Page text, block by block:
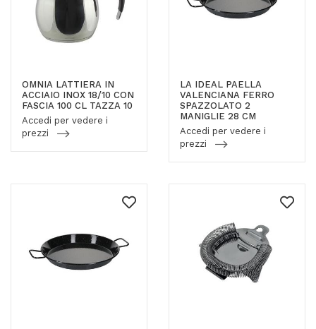
OMNIA LATTIERA IN
ACCIAIO INOX 18/10 CON
FASCIA 100 CL TAZZA 10
Accedi per vedere i
prezzi
LA IDEAL PAELLA
VALENCIANA FERRO
SPAZZOLATO 2
MANIGLIE 28 CM
Accedi per vedere i
prezzi